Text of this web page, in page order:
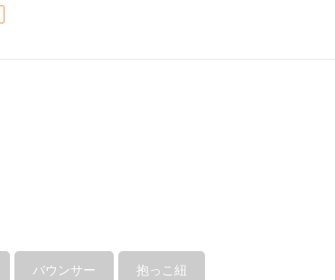
バウンサー 抱っこ紐